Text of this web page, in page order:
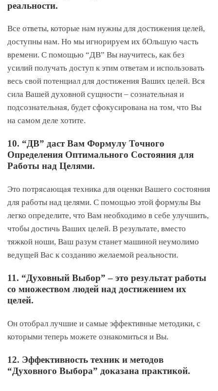
реальности.
Все ответы, которые нам нужны для достижения целей,
доступны нам. Но мы игнорируем их бОльшую часть
времени. С помощью “ДВ” Вы научитесь, как без
усилий получать доступ к этим ответам и использовать
весь свой потенциал для достижения Ваших целей. Вся
сила Вашей духовной сущности – сознательная и
подсознательная, будет сфокусирована на том, что Вы
на самом деле хотите.
10. “ДВ” даст Вам Формулу Точного
Определения Оптимального Состояния для
Работы над Целями.
Это потрясающая техника для оценки Вашего состояния
для работы над целями. С помощью этой формулы Вы
легко определите, что Вам необходимо в себе улучшить,
чтобы достичь Ваших целей. В результате, вместо
тяжкой ноши, Ваш разум станет машиной неумолимо
ведущей Вас к созданию желаемой реальности.
11. “Духовный Выбор” – это результат работы
со множеством людей над достижением их
целей.
Он отобрал лучшие и самые эффективные методики, с
которыми теперь можете ознакомиться и Вы.
12. Эффективность техник и методов
“Духовного Выбора” доказана практикой.